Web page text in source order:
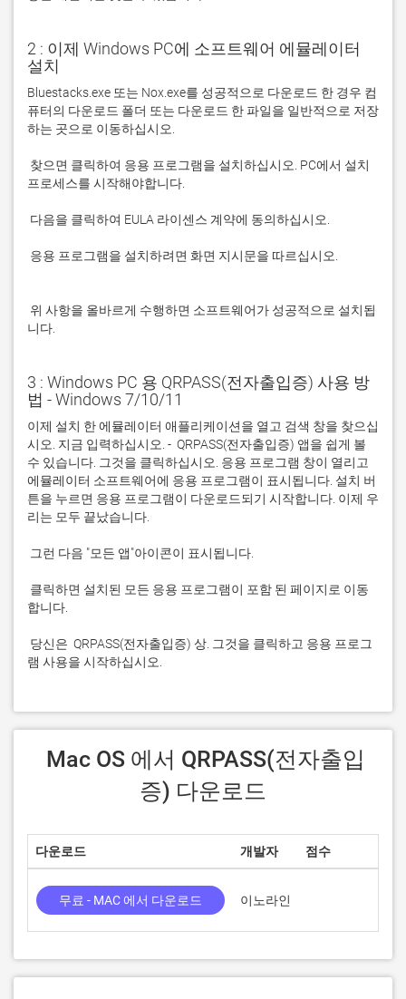
2 : 이제 Windows PC에 소프트웨어 에뮬레이터
설치
Bluestacks.exe 또는 Nox.exe를 성공적으로 다운로드 한 경우 컴
퓨터의 다운로드 폴더 또는 다운로드 한 파일을 일반적으로 저장
니다.
3 : Windows PC 용 QRPASS(전자출입증) 사용 방
법 - Windows 7/10/11
이제 설치 한 에뮬레이터 애플리케이션을 열고 검색 창을 찾으십
시오. 지금 입력하십시오. -  QRPASS(전자출입증) 앱을 쉽게 볼
수 있습니다. 그것을 클릭하십시오. 응용 프로그램 창이 열리고
에뮬레이터 소프트웨어에 응용 프로그램이 표시됩니다. 설치 버
튼을 누르면 응용 프로그램이 다운로드되기 시작합니다. 이제 우
램 사용을 시작하십시오.
증) 다운로드
다운로드 개발자 점수
무료 - MAC 에서 다운로드 이노라인